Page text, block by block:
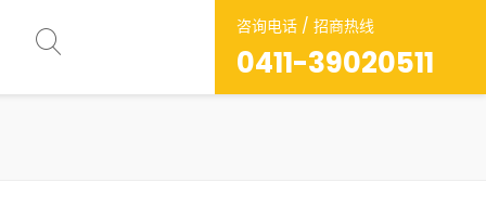
咨询电话 / 招商热线
0411-39020511